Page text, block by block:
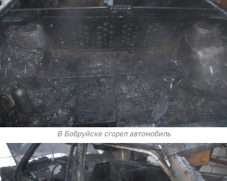
В Бобруйске сгорел автомобиль